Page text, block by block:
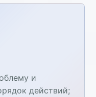
и
действий;